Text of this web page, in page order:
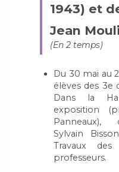
1943) et
Jean
(En 2 temps)
Du 30 mai au
élèves des 3e
Dans la
exposition
Panneaux),
Sylvain
Travaux
professeurs.